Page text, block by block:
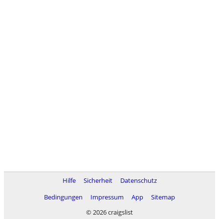
Hilfe Sicherheit
Datenschutz
Bedingungen
Impressum App
Sitemap
© 2026 craigslist